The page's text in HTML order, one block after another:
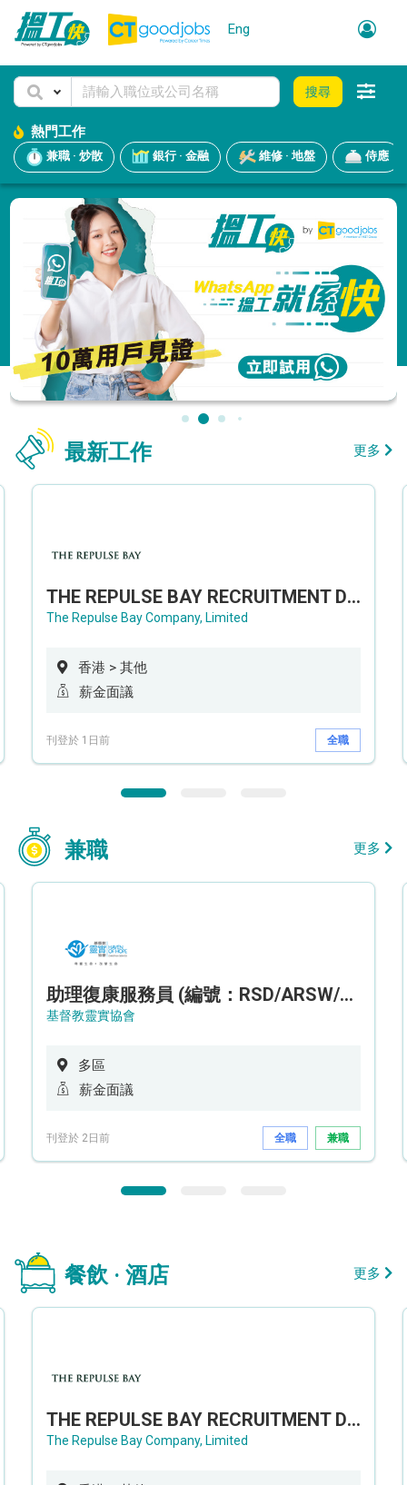
Eng
搜尋
熱門工作
兼職 · 炒散 銀行 · 金融 維修 · 地盤 侍應
最新工作 更多
THE REPULSE BAY RECRUITMENT DAY 淺水灣影灣園人才招聘會
The Repulse Bay Company, Limited
香港 > 其他
薪金面議
刊登於 1日前 全職
兼職 更多
助理復康服務員 (編號：RSD/ARSW/CTE)
基督教靈實協會
多區
薪金面議
刊登於 2日前 全職 兼職
餐飲 · 酒店 更多
THE REPULSE BAY RECRUITMENT DAY 淺水灣影灣園人才招聘會
The Repulse Bay Company, Limited